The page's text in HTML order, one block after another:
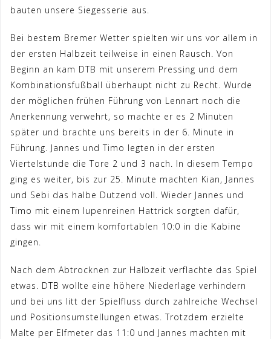
bauten unsere Siegesserie aus.
Bei bestem Bremer Wetter spielten wir uns vor allem in
der ersten Halbzeit teilweise in einen Rausch. Von
Beginn an kam DTB mit unserem Pressing und dem
Kombinationsfußball überhaupt nicht zu Recht. Wurde
der möglichen frühen Führung von Lennart noch die
Anerkennung verwehrt, so machte er es 2 Minuten
später und brachte uns bereits in der 6. Minute in
Führung. Jannes und Timo legten in der ersten
Viertelstunde die Tore 2 und 3 nach. In diesem Tempo
ging es weiter, bis zur 25. Minute machten Kian, Jannes
und Sebi das halbe Dutzend voll. Wieder Jannes und
Timo mit einem lupenreinen Hattrick sorgten dafür,
dass wir mit einem komfortablen 10:0 in die Kabine
gingen.
Nach dem Abtrocknen zur Halbzeit verflachte das Spiel
etwas. DTB wollte eine höhere Niederlage verhindern
und bei uns litt der Spielfluss durch zahlreiche Wechsel
und Positionsumstellungen etwas. Trotzdem erzielte
Malte per Elfmeter das 11:0 und Jannes machten mit